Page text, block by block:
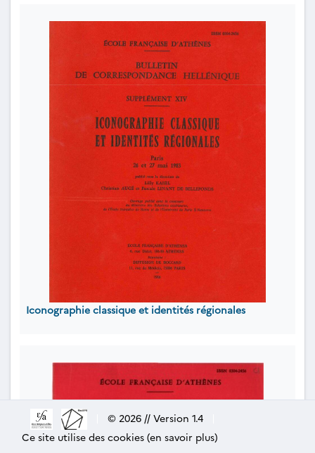
Iconographie classique et identités régionales
© 2026 // Version 1.4
Ce site utilise des cookies (en savoir plus)